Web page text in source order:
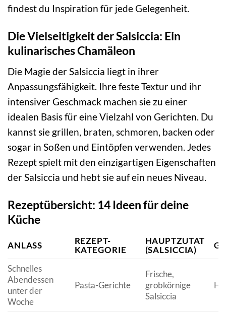
findest du Inspiration für jede Gelegenheit.
Die Vielseitigkeit der Salsiccia: Ein
kulinarisches Chamäleon
Die Magie der Salsiccia liegt in ihrer
Anpassungsfähigkeit. Ihre feste Textur und ihr
intensiver Geschmack machen sie zu einer
idealen Basis für eine Vielzahl von Gerichten. Du
kannst sie grillen, braten, schmoren, backen oder
sogar in Soßen und Eintöpfen verwenden. Jedes
Rezept spielt mit den einzigartigen Eigenschaften
der Salsiccia und hebt sie auf ein neues Niveau.
Rezeptübersicht: 14 Ideen für deine
Küche
ANLASS
REZEPT-
KATEGORIE
HAUPTZUTAT
(SALSICCIA)
Schnelles
Abendessen
unter der
Woche
Pasta-Gerichte
Frische,
grobkörnige
Salsiccia